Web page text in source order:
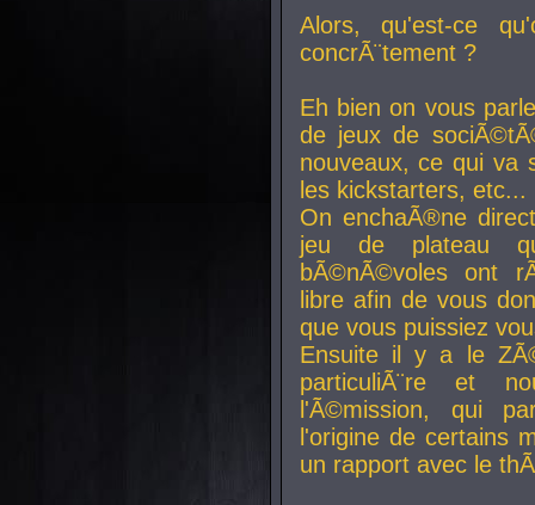
Alors, qu'est-ce
concrÃ¨tement ?
Eh bien on vous
de jeux de
nouveaux, ce qui va
les kickstarters, etc...
On enchaÃ®ne
jeu de plateau
bÃ©nÃ©voles ont
libre afin de vous
que vous puissiez
Ensuite il y a le
particuliÃ¨re et
l'Ã©mission, qui
l'origine de certains
un rapport avec le